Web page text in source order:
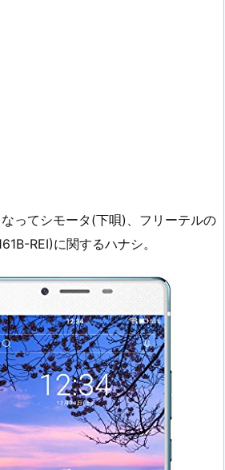
なってシモータ(下唄)、フリーテルの
REI)に関するハナシ。